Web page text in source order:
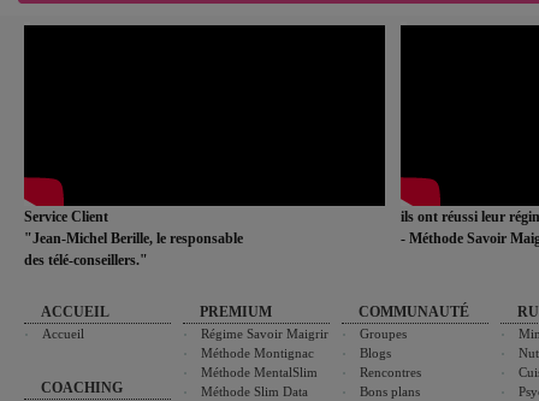
Service Client
"Jean-Michel Berille, le responsable
des télé-conseillers."
ils ont réussi leur
- Méthode Savoir
ACCUEIL
Accueil
COACHING
PREMIUM
Régime Savoir Maigrir
Méthode Montignac
Méthode MentalSlim
Méthode Slim Data
COMMUNAUTÉ
Groupes
Blogs
Rencontres
Bons plans